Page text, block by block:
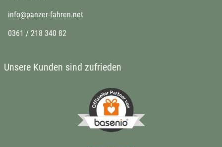
info@panzer-fahren.net
0361 / 218 340 82
Unsere Kunden sind zufrieden